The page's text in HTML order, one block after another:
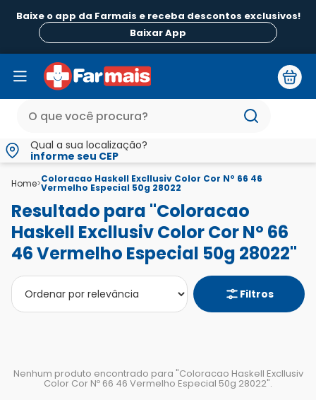
Baixe o app da Farmais e receba descontos exclusivos!
Baixar App
Qual a sua localização?
informe seu CEP
Home>Coloracao Haskell Excllusiv Color Cor Nº 66 46
Vermelho Especial 50g 28022
Resultado para "Coloracao
Haskell Excllusiv Color Cor Nº 66
46 Vermelho Especial 50g 28022"
Filtros
Nenhum produto encontrado para "Coloracao Haskell Excllusiv
Color Cor Nº 66 46 Vermelho Especial 50g 28022".